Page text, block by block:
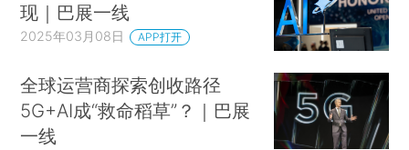
现｜巴展一线
2025年03月08日 APP打开
全球运营商探索创收路径
5G+AI成“救命稻草”？｜巴展
一线